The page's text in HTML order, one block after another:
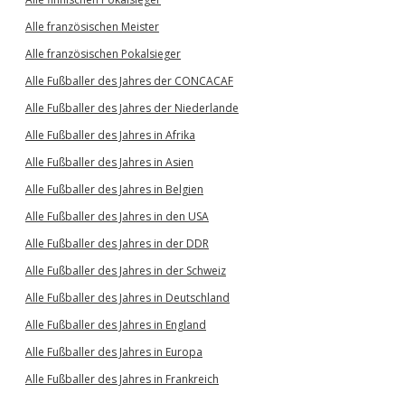
Alle französischen Meister
Alle französischen Pokalsieger
Alle Fußballer des Jahres der CONCACAF
Alle Fußballer des Jahres der Niederlande
Alle Fußballer des Jahres in Afrika
Alle Fußballer des Jahres in Asien
Alle Fußballer des Jahres in Belgien
Alle Fußballer des Jahres in den USA
Alle Fußballer des Jahres in der DDR
Alle Fußballer des Jahres in der Schweiz
Alle Fußballer des Jahres in Deutschland
Alle Fußballer des Jahres in England
Alle Fußballer des Jahres in Europa
Alle Fußballer des Jahres in Frankreich